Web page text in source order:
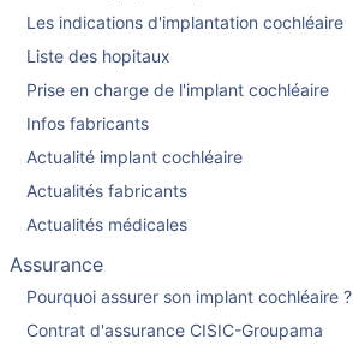
Les indications d'implantation cochléaire
Liste des hopitaux
Prise en charge de l'implant cochléaire
Infos fabricants
Actualité implant cochléaire
Actualités fabricants
Actualités médicales
Assurance
Pourquoi assurer son implant cochléaire ?
Contrat d'assurance CISIC-Groupama